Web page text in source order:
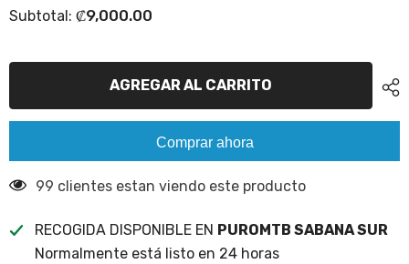
Adaptador
pasante
para
eje
para
&quot;PREVENTA&quot;
Subtotal: ₡9,000.00
AGREGAR AL CARRITO
Comprar ahora
99 clientes estan viendo este producto
RECOGIDA DISPONIBLE EN PUROMTB SABANA SUR
Normalmente está listo en 24 horas